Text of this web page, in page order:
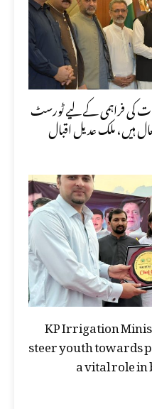
کی فراہمی کے لیے ٹورسٹ
ہیں، ملک عدیل اقبال
KP Irrigation
steer youth towards
a vital role